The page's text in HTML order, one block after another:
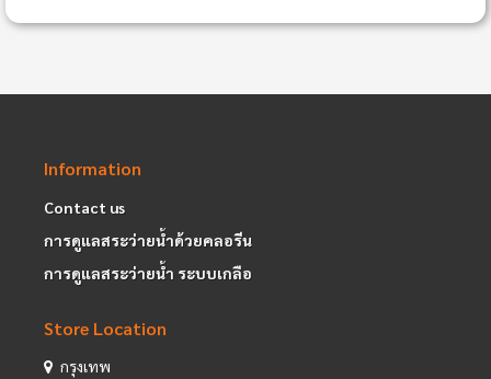
Information
Contact us
การดูแลสระว่ายน้ำด้วยคลอรีน
การดูแลสระว่ายน้ำ ระบบเกลือ
Store Location
กรุงเทพ